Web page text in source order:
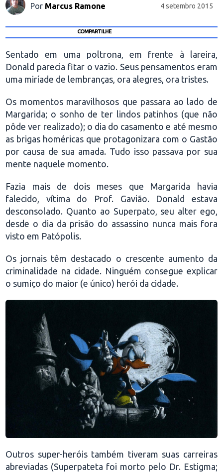
Por Marcus Ramone 4 setembro 2015
COMPARTILHE
Sentado em uma poltrona, em frente à lareira,
Donald parecia fitar o vazio. Seus pensamentos eram
uma miríade de lembranças, ora alegres, ora tristes.
Os momentos maravilhosos que passara ao lado de
Margarida; o sonho de ter lindos patinhos (que não
pôde ver realizado); o dia do casamento e até mesmo
as brigas homéricas que protagonizara com o Gastão
por causa de sua amada. Tudo isso passava por sua
mente naquele momento.
Fazia mais de dois meses que Margarida havia
falecido, vítima do Prof. Gavião. Donald estava
desconsolado. Quanto ao Superpato, seu alter ego,
desde o dia da prisão do assassino nunca mais fora
visto em Patópolis.
Os jornais têm destacado o crescente aumento da
criminalidade na cidade. Ninguém consegue explicar
o sumiço do maior (e único) herói da cidade.
Outros super-heróis também tiveram suas carreiras
abreviadas (Superpateta foi morto pelo Dr. Estigma;